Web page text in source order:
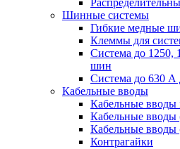
Шинные системы
Гибкие медные
Клеммы для
Система до 1250,
шин
Система до 630 А
Кабельные вводы
Кабельные
Кабельные вводы
Кабельные вводы
Контрагайки